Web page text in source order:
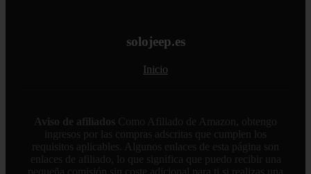
solojeep.es
Inicio
Aviso de afiliados Como Afiliado de Amazon, obtengo
ingresos por las compras adscritas que cumplen los
requisitos aplicables. Algunos enlaces de esta página son
enlaces de afiliado, lo que significa que puedo recibir una
pequeña comisión sin coste adicional para ti si realizas una